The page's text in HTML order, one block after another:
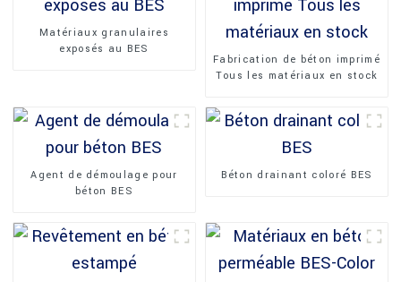
Matériaux granulaires
exposés au BES
Fabrication de béton imprimé
Tous les matériaux en stock
Agent de démoulage pour
béton BES
Béton drainant coloré BES